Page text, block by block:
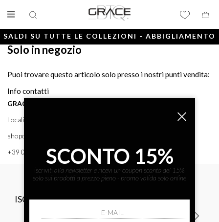
SALDI SU TUTTE LE COLLEZIONI - ABBIGLIAMENTO
Solo in negozio
Puoi trovare questo articolo solo presso i nostri punti vendita:
Info contatti
GRACE BTQ
Località Porto, 38 58043 - PUNTA ALA (GR) GRACE BTQ
shoponline@gracebtq.com
+39 0564 92 24 24
ISCRIVITI ALLA NEWSLETTER
SCONTO 15%
iscriviti alla newsletter e ricevi un coupon sconto del 15%
solo sui prodotti a prezzo pieno - promo valida solo online